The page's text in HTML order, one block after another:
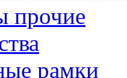
прочие
рамки